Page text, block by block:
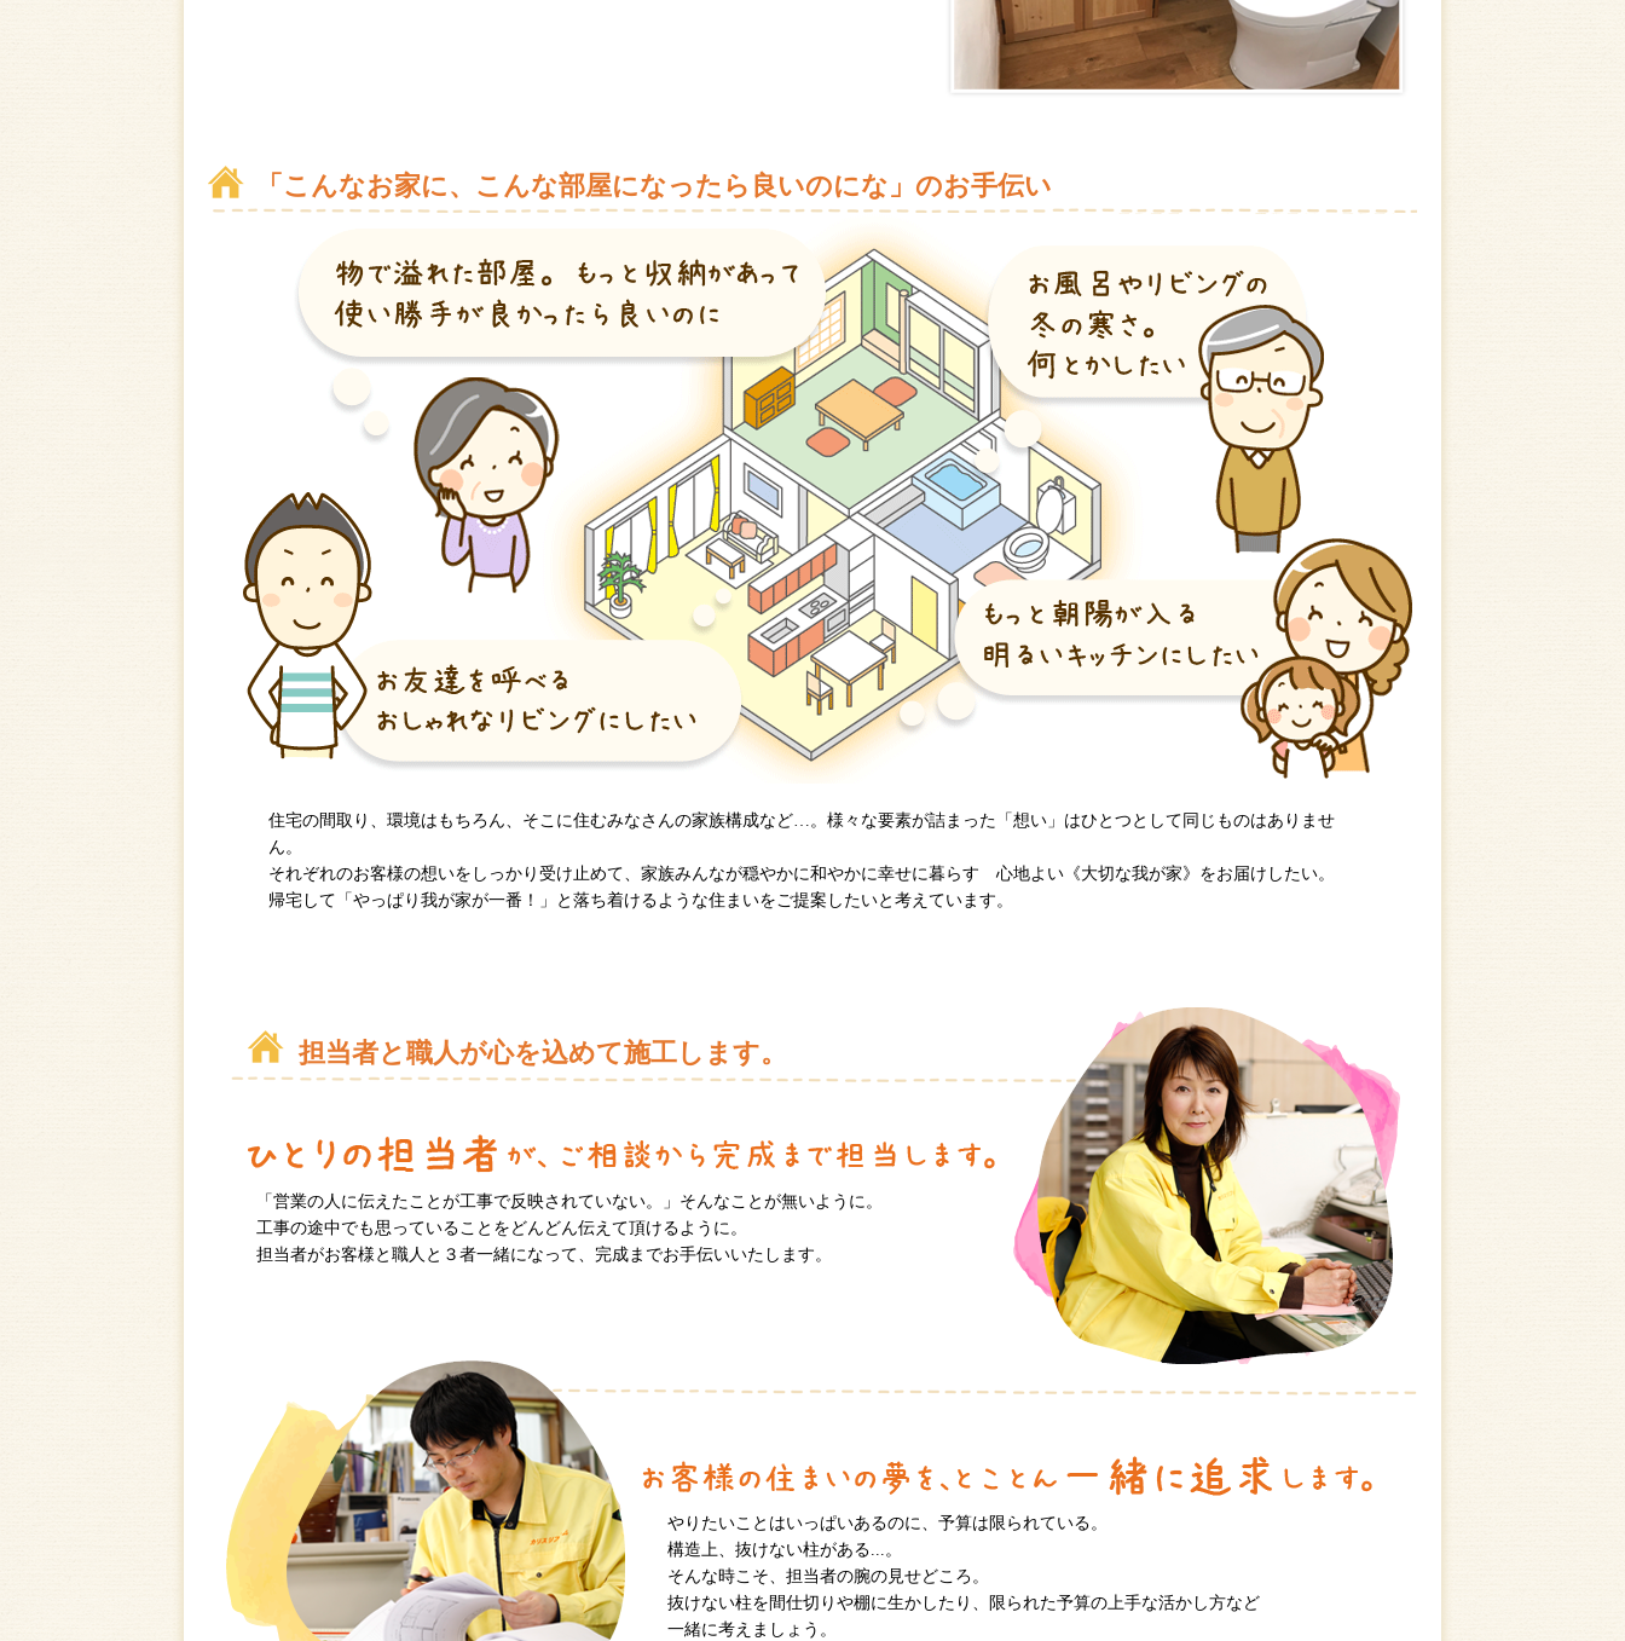
「こんなお家に、こんな部屋になったら良いのにな」のお手伝い
住宅の間取り、環境はもちろん、そこに住むみなさんの家族構成など…。様々な要素が詰まった「想い」はひとつとして同じものはありませ
ん。
それぞれのお客様の想いをしっかり受け止めて、家族みんなが穏やかに和やかに幸せに暮らす 心地よい《大切な我が家》をお届けしたい。
帰宅して「やっぱり我が家が一番！」と落ち着けるような住まいをご提案したいと考えています。
担当者と職人が心を込めて施工します。
「営業の人に伝えたことが工事で反映されていない。」そんなことが無いように。
工事の途中でも思っていることをどんどん伝えて頂けるように。
担当者がお客様と職人と３者一緒になって、完成までお手伝いいたします。
やりたいことはいっぱいあるのに、予算は限られている。
構造上、抜けない柱がある...。
そんな時こそ、担当者の腕の見せどころ。
抜けない柱を間仕切りや棚に生かしたり、限られた予算の上手な活かし方など
一緒に考えましょう。